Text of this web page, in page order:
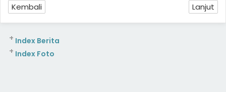
Kembali Lanjut
Index Berita
+
Index Foto
+